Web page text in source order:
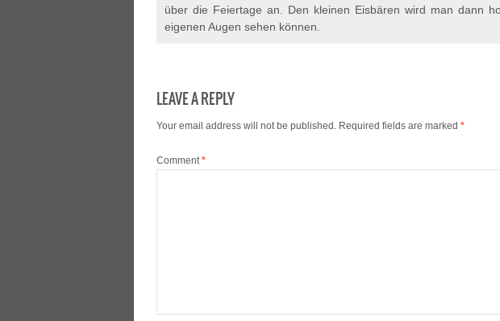
über die Feiertage an. Den kleinen Eisbären wird man dann
eigenen Augen sehen können.
LEAVE A REPLY
Your email address will not be published. Required fields are marked *
Comment*